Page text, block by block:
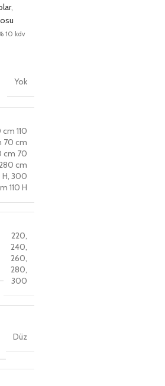
,
10 kdv
Yok
110
70 cm
cm 70
cm
H 300
110 H
220
240
260
280
300
Düz